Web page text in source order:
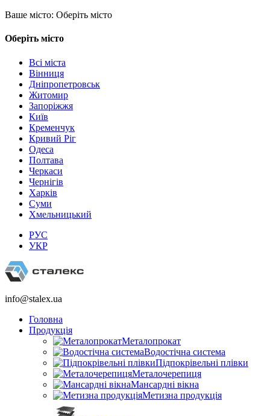
Ваше місто: Оберіть місто
Оберіть місто
Всі міста
Вінниця
Дніпропетровськ
Житомир
Запоріжжя
Київ
Кременчук
Кривий Ріг
Одеса
Полтава
Черкаси
Чернігів
Харків
Суми
Хмельницький
РУС
УКР
info@stalex.ua
Головна
Продукція
Металопрокат
Водостічна система
Підпокрівельні плівки
Металочерепиця
Мансардні вікна
Метизна продукція